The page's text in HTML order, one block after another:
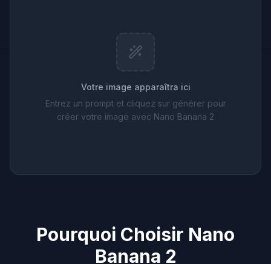
Votre image apparaîtra ici
Entrez un prompt et cliquez sur générer pour
créer votre image avec Nano Banana 2
Pourquoi Choisir Nano
Banana 2